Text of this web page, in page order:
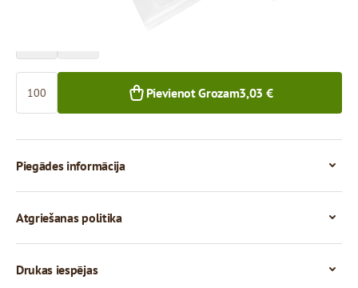
Pievienot Grozam3,03 €
Piegādes informācija
Atgriešanas politika
Drukas iespējas